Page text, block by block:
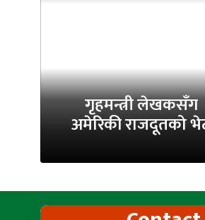
गृहमन्त्री लेखकसँग
अमेरिकी राजदूतको